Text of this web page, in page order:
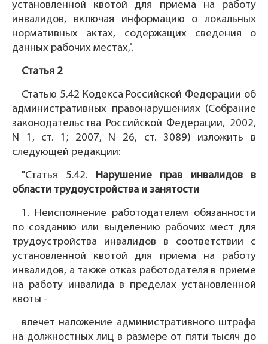
установленной квотой для приема на работу
инвалидов, включая информацию о локальных
нормативных актах, содержащих сведения о
данных рабочих местах,".
Статья 2
Статью 5.42 Кодекса Российской Федерации об
административных правонарушениях (Собрание
законодательства Российской Федерации, 2002,
N 1, ст. 1; 2007, N 26, ст. 3089) изложить в
следующей редакции:
"Статья 5.42. Нарушение прав инвалидов в
области трудоустройства и занятости
1. Неисполнение работодателем обязанности
по созданию или выделению рабочих мест для
трудоустройства инвалидов в соответствии с
установленной квотой для приема на работу
инвалидов, а также отказ работодателя в приеме
на работу инвалида в пределах установленной
квоты -
влечет наложение административного штрафа
на должностных лиц в размере от пяти тысяч до